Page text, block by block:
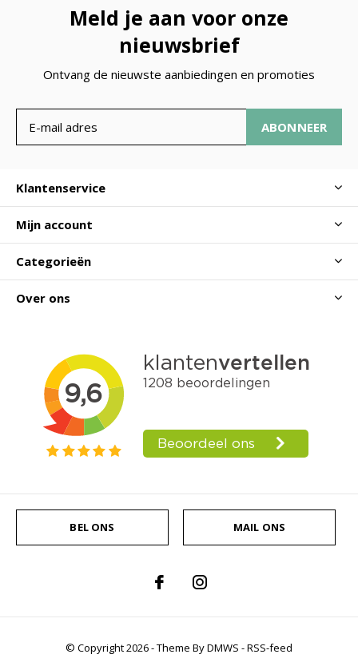
Meld je aan voor onze
nieuwsbrief
Ontvang de nieuwste aanbiedingen en promoties
ABONNEER
Klantenservice
Mijn account
Categorieën
Over ons
BEL ONS MAIL ONS
© Copyright2026- Theme ByDMWS -RSS-feed